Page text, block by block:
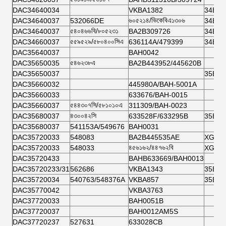
DAC34640034
VKBA1382
DAC34640037
532066DE ৬০৫২১৪/ভিকেবিএ১৩০৬
DAC34640037
৫৪০৪৬৬বি/৮০৫২৩১ BA2B309726
DAC34660037
৫৫৯৫২৯/৫৮০৪০০সিএ 636114A/479399
DAC35640037
BAH0042
DAC35650035
৫৪৬২৩৮এ
BA2B443952/445620B
DAC35650037
DAC35660032
445980A/BAH-5001A
DAC35660033
633676/BAH-0015
DAC35660037
৫৪৪৩০৭সি/৫৮১০১০এ
311309/BAH-0023
DAC35680037
৪৩০০৪২সি 633528F/633295B
DAC35680037
541153A/549676 BAH0031
DAC35720033
548083 BA2B445535AE
XGB
DAC35720033
548033 ৪৫৬১৬২/৪৪৭৬২বি
XGB
DAC35720433
BAHB633669/BAH0013
DAC35720233/31 562686 VKBA1343
DAC35720034
540763/548376A VKBA857
DAC35770042
VKBA3763
DAC37720033
BAH0051B
DAC37720037
BAH0012AM5S
DAC37720237
527631 633028CB